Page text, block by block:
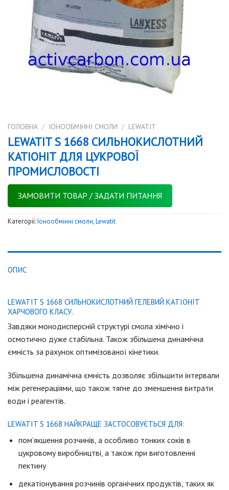
ГОЛОВНА / IОНООБМІННІ СМОЛИ / LEWATIT
LEWATIT S 1668 СИЛЬНОКИСЛОТНИЙ
КАТІОНІТ ДЛЯ ЦУКРОВОЇ
ПРОМИСЛОВОСТІ
ЗАМОВИТИ ТОВАР / ЗАДАТИ ПИТАННЯ
Категорії:Iонообмінні смоли,Lewatit
ОПИС
LEWATIT S 1668 СИЛЬНОКИСЛОТНИЙ ГЕЛЕВИЙ КАТІОНІТ
ХАРЧОВОГО КЛАСУ.
Завдяки монодисперсній структурі смола хімічно і
осмотично дуже стабільна. Також збільшена динамічна
ємність за рахунок оптимізованої кінетики.
Збільшена динамічна ємність дозволяє збільшити інтервали
між регенераціями, що також тягне до зменшення витрати
води і реагентів.
LEWATIT S 1668 НАЙКРАЩЕ ЗАСТОСОВУЄТЬСЯ ДЛЯ:
пом’якшення розчинів, а особливо тонких соків в
цукровому виробництві, а також при виготовленні
пектину
декатіонування розчинів органічних продуктів, таких як